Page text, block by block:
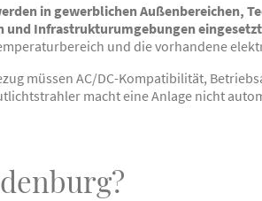
in gewerblichen Außenbereichen,
Infrastrukturumgebungen
und die vorhandene
müssen AC/DC-Kompatibilität,
macht eine Anlage nicht